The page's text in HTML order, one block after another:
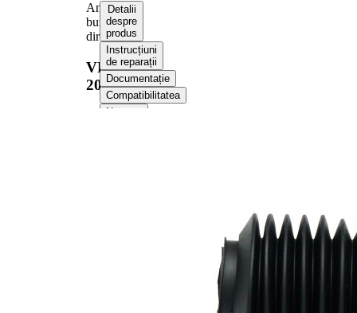
Ansamblu
burduf,
directie
VKJP
2067
Detalii
despre
produs
Instrucțiuni
de reparații
Documentație
Compatibilitatea
Numere